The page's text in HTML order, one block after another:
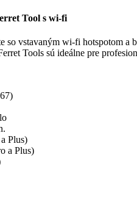
Tool s wi-fi
so vstavaným wi-fi hotspotom
Tools sú ideálne pre
Plus)
a Plus)